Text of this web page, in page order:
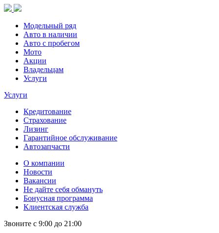
Модельный ряд
Авто в наличии
Авто с пробегом
Мото
Акции
Владельцам
Услуги
Услуги
Кредитование
Страхование
Лизинг
Гарантийное обслуживание
Автозапчасти
О компании
Новости
Вакансии
Не дайте себя обмануть
Бонусная программа
Клиентская служба
Звоните с 9:00 до 21:00